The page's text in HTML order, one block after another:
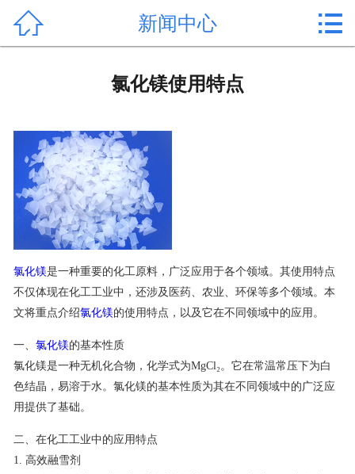
联系我们
 新闻中心 
氯化镁使用特点
氯化镁是一种重要的化工原料，广泛应用于各个领域。其使用特点
不仅体现在化工工业中，还涉及医药、农业、环保等多个领域。本
文将重点介绍氯化镁的使用特点，以及它在不同领域中的应用。
一、 氯化镁的基本性质
氯化镁是一种无机化合物，化学式为MgCl₂。它在常温常压下为白
色结晶，易溶于水。氯化镁的基本性质为其在不同领域中的广泛应
用提供了基础。
二、在化工工业中的应用特点
1. 高效融雪剂